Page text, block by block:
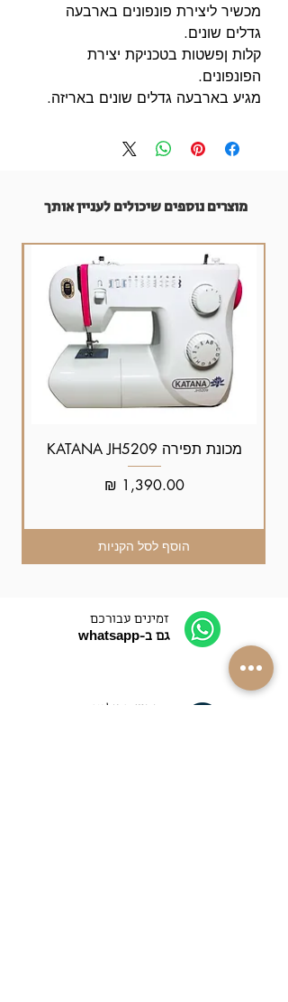
מכשיר ליצירת פונפונים בארבעה
גדלים שונים.
קלות ןפשטות בטכניקת יצירת
הפונפונים.
מגיע בארבעה גדלים שונים באריזה.
מוצרים נוספים שיכולים לעניין אותך
מכונת תפירה KATANA JH5209
מחיר‏1,390.00 ‏₪
הוסף לסל הקניות
זמינים עבורכם
גם ב-whatsapp
התקשרו אלינו